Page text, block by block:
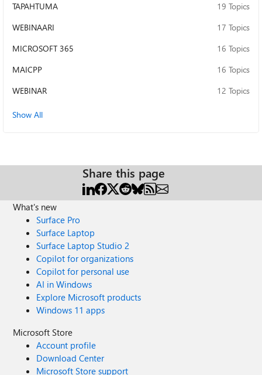
TAPAHTUMA
19 Topics
WEBINAARI
17 Topics
MICROSOFT 365
16 Topics
MAICPP
16 Topics
WEBINAR
12 Topics
Show All
Share this page
What's new
Surface Pro
Surface Laptop
Surface Laptop Studio 2
Copilot for organizations
Copilot for personal use
AI in Windows
Explore Microsoft products
Windows 11 apps
Microsoft Store
Account profile
Download Center
Microsoft Store support